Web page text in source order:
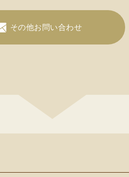
その他お問い合わせ